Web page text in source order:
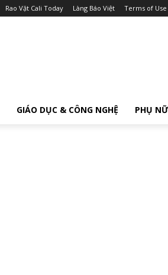
Rao Vặt Cali Today Làng Báo Việt Terms of Use
GIÁO DỤC & CÔNG NGHỆ PHỤ NỮ